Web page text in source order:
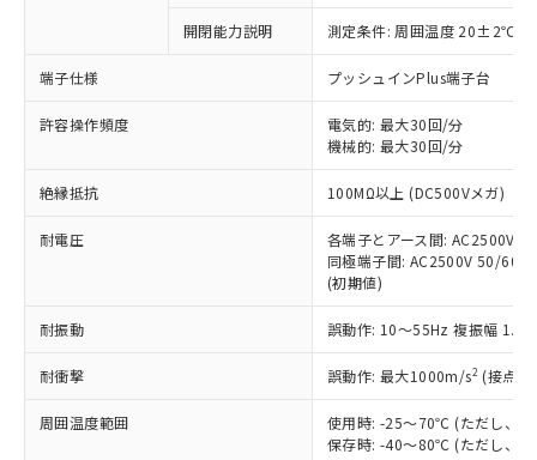
開閉能力説明 測定条件: 周囲温度 20±2℃、
端子仕様 プッシュインPlus端子台
許容操作頻度
電気的: 最大30回/分
機械的: 最大30回/分
絶縁抵抗 100MΩ以上 (DC500Vメガ)
耐電圧
各端子とアース間: AC2500V
同極端子間: AC2500V 50/
(初期値)
耐振動 誤動作: 10～55Hz 複振幅
耐衝撃 誤動作: 最大1000m/s2 (接点
周囲温度範囲
使用時: -25～70℃ (ただし、氷
保存時: -40～80℃ (ただし、氷
以下の条件をお読みいただき、同意のうえ
ご利用ください。
本サービスは、当社制御機器事業取扱
商品の当社在庫状況および標準価格
当社制御機器事業取扱商品の中には、
本サービスの対象外となる商品もある
ことをご了承ください。
在庫状況および標準価格照会結果は、
記載している更新日時点での社内デー
タに基づき作成されるものであり、閲
覧された時点での実際の在庫および標
準価格とは異なる場合があることをご
正式な納期状況および標準価格はお客
対応予定なし：EU RoHS指令（10物質）の
非含有に非対応の商品で、対応品を出す予
定はありません。
調査・確認中：EU RoHS指令（10物質）の
非含有の対応状況を調査中または確認中の
非該当品：ライセンス料など無形物で、有
害物質有無と関係のない商品です。
いたものが、含有品と判明した場合などや
むを得ず変更することがあります。
六価クロム(Cr(Ⅵ)) 1000ppm以下、ポリ臭化ビフェニル
類(PBB) 1000ppm以下、ポリ臭化ジフェニルエーテル類
(PBDE) 1000ppm以下、フタル酸ビス(2-エチルヘキシ
ル) (DEHP)(別名：DOP) 1000ppm以下、フタル酸ブチ
ルベンジル（BBP） 1000ppm以下、フタル酸ジブチル
※1 中国RoHS○×表
「○」：最大均質材料含有率が中国RoHSの
基準値以下であることを示します。
「×」：最大均質材料含有率が中国RoHSの
基準値を超えていることを示します。
「－」：未確認です。当社販売部門へお問
*中国RoHS10物質の基準値 (GB/T26572)：
Pb(鉛) :1000ppm、 Hg(水銀) : 1000ppm、 Cd(カドミウ
Cr(Ⅵ)(六価クロム) : 1000ppm、 PBBs(ポリ臭化ビフェ
ニル類) : 1000ppm、 PBDEs(ポリ臭化ジフェニルエーテ
DBP(フタル酸ジブチル) : 1000ppm、 DIBP(フタル酸ジ
当社は、これら貴社製品のうち、外国
為替および外国貿易法に定める商品
（以下｢規制貨物等」という）を輸出
または国外への提供する場合は、日本
国政府の輸出許可(または役務取引許
可)を取得するなどの必要な手続きを
当社は規制貨物を破棄する場合は、完
○ 一定数以上の在庫あり